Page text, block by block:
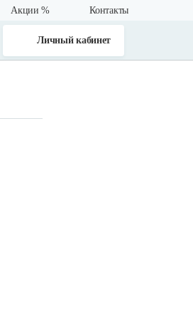
Акции % Контакты
Личный кабинет